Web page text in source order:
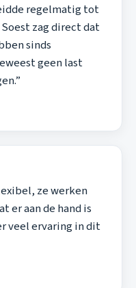
regelmatig tot
zag direct dat
sinds
geen last
ze werken
er aan de hand is
veel ervaring in dit